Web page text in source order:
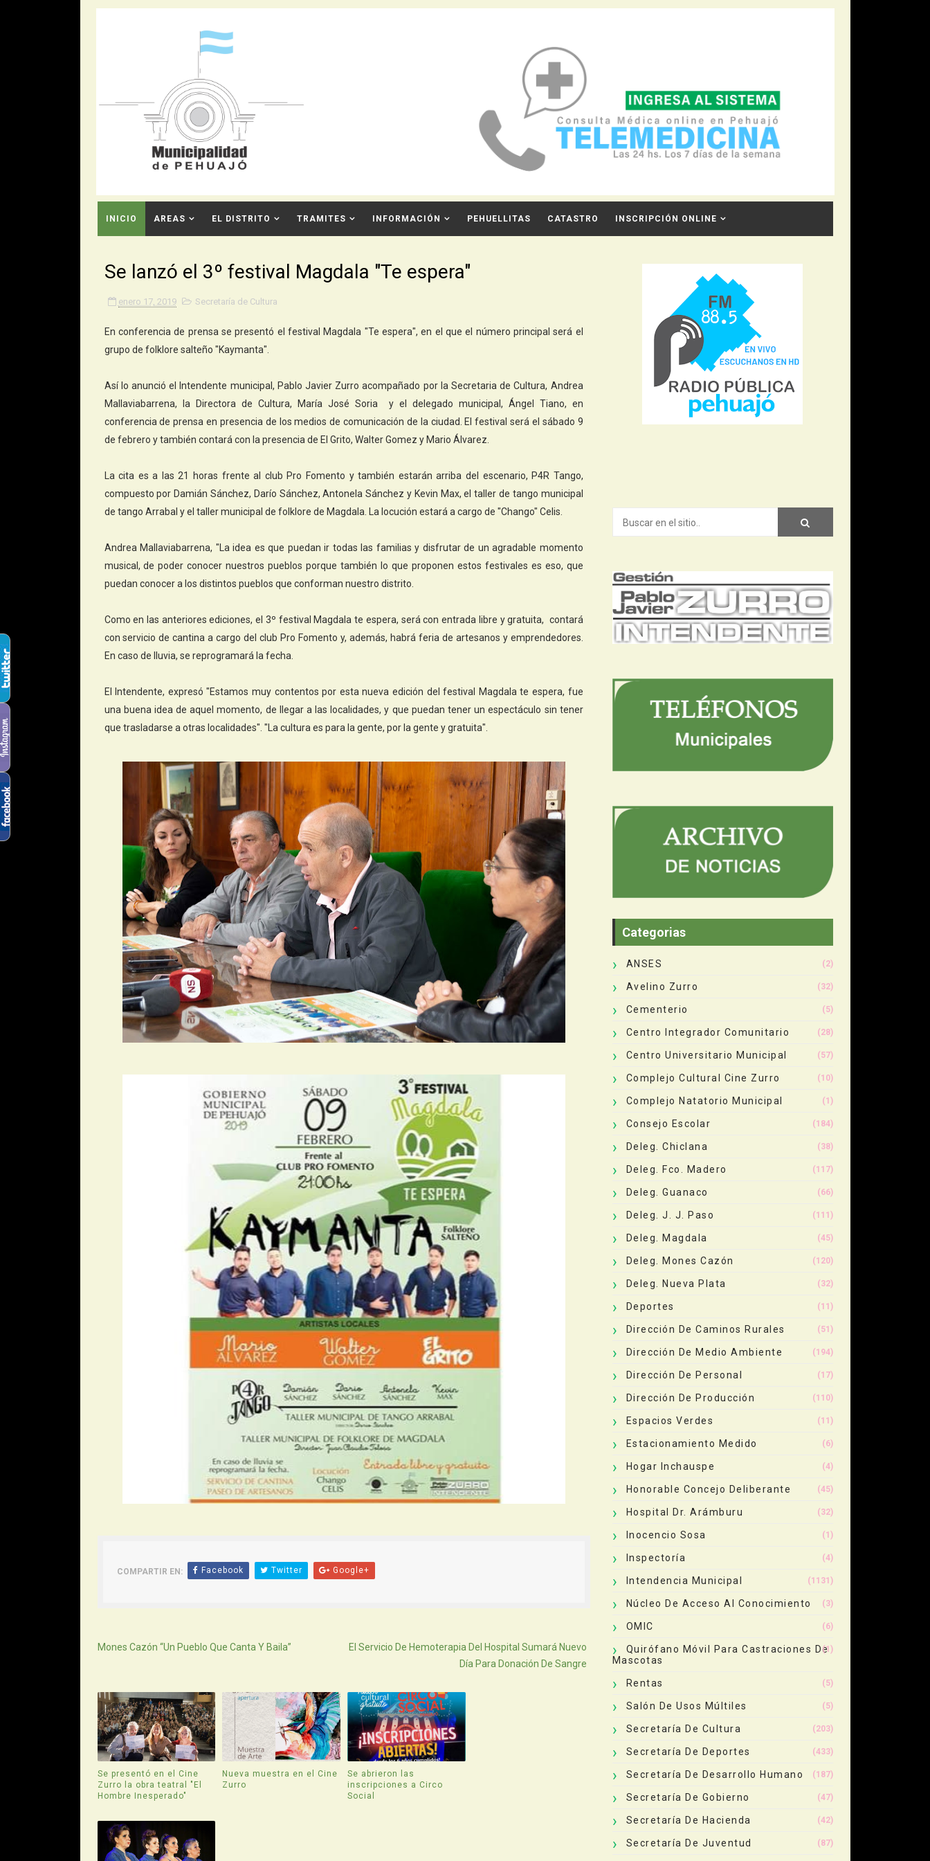
INICIO AREAS EL DISTRITO TRAMITES INFORMACIÓN PEHUELLITAS CATASTRO INSCRIPCIÓN ONLINE
Se lanzó el 3º festival Magdala "Te espera"
enero 17, 2019 Secretaría de Cultura
En conferencia de prensa se presentó el festival Magdala "Te espera", en el que el número principal será el
grupo de folklore salteño "Kaymanta".
Así lo anunció el Intendente municipal, Pablo Javier Zurro acompañado por la Secretaria de Cultura, Andrea
Mallaviabarrena, la Directora de Cultura, María José Soria y el delegado municipal, Ángel Tiano, en
conferencia de prensa en presencia de los medios de comunicación de la ciudad. El festival será el sábado 9
de febrero y también contará con la presencia de El Grito, Walter Gomez y Mario Álvarez.
La cita es a las 21 horas frente al club Pro Fomento y también estarán arriba del escenario, P4R Tango,
compuesto por Damián Sánchez, Darío Sánchez, Antonela Sánchez y Kevin Max, el taller de tango municipal
de tango Arrabal y el taller municipal de folklore de Magdala. La locución estará a cargo de "Chango" Celis.
Andrea Mallaviabarrena, "La idea es que puedan ir todas las familias y disfrutar de un agradable momento
musical, de poder conocer nuestros pueblos porque también lo que proponen estos festivales es eso, que
puedan conocer a los distintos pueblos que conforman nuestro distrito.
Como en las anteriores ediciones, el 3º festival Magdala te espera, será con entrada libre y gratuita, contará
con servicio de cantina a cargo del club Pro Fomento y, además, habrá feria de artesanos y emprendedores.
En caso de lluvia, se reprogramará la fecha.
El Intendente, expresó "Estamos muy contentos por esta nueva edición del festival Magdala te espera, fue
una buena idea de aquel momento, de llegar a las localidades, y que puedan tener un espectáculo sin tener
que trasladarse a otras localidades". "La cultura es para la gente, por la gente y gratuita".
COMPARTIR EN: Facebook Twitter Google+
Mones Cazón “Un Pueblo Que Canta Y Baila”
El Servicio De Hemoterapia Del Hospital Sumará Nuevo
Día Para Donación De Sangre
Se presentó en el Cine
Zurro la obra teatral "El
Hombre Inesperado"
Nueva muestra en el Cine
Zurro
Se abrieron las
inscripciones a Circo
Social
Categorias
ANSES (2)
Avelino Zurro (32)
Cementerio (5)
Centro Integrador Comunitario (28)
Centro Universitario Municipal (57)
Complejo Cultural Cine Zurro (10)
Complejo Natatorio Municipal (1)
Consejo Escolar (184)
Deleg. Chiclana (38)
Deleg. Fco. Madero (117)
Deleg. Guanaco (66)
Deleg. J. J. Paso (111)
Deleg. Magdala (45)
Deleg. Mones Cazón (120)
Deleg. Nueva Plata (32)
Deportes (11)
Dirección De Caminos Rurales (51)
Dirección De Medio Ambiente (194)
Dirección De Personal (17)
Dirección De Producción (110)
Espacios Verdes (11)
Estacionamiento Medido (6)
Hogar Inchauspe (4)
Honorable Concejo Deliberante (45)
Hospital Dr. Arámburu (32)
Inocencio Sosa (1)
Inspectoría (4)
Intendencia Municipal (1131)
Núcleo De Acceso Al Conocimiento (3)
OMIC (6)
Quirófano Móvil Para Castraciones De
Mascotas
(1)
Rentas (5)
Salón De Usos Múltiles (5)
Secretaría De Cultura (203)
Secretaría De Deportes (433)
Secretaría De Desarrollo Humano (187)
Secretaría De Gobierno (47)
Secretaría De Hacienda (42)
Secretaría De Juventud (87)